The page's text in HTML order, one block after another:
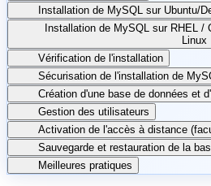
Installation de MySQL sur Ubuntu/
Installation de MySQL sur RHEL /
Linux
Vérification de l'installation
Sécurisation de l'installation de
Création d'une base de données et
Gestion des utilisateurs
Activation de l'accès à distance
Sauvegarde et restauration de la
Meilleures pratiques